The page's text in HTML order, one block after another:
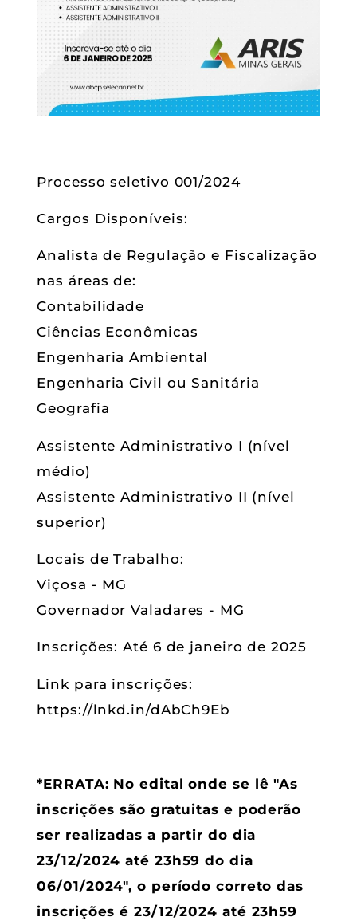
Processo seletivo 001/2024
Cargos Disponíveis:
Analista de Regulação e Fiscalização
nas áreas de:
Contabilidade
Ciências Econômicas
Engenharia Ambiental
Engenharia Civil ou Sanitária
Geografia
Assistente Administrativo I (nível
médio)
Assistente Administrativo II (nível
superior)
Locais de Trabalho:
Viçosa - MG
Governador Valadares - MG
Inscrições: Até 6 de janeiro de 2025
Link para inscrições:
https://lnkd.in/dAbCh9Eb
*ERRATA: No edital onde se lê "As
inscrições são gratuitas e poderão
ser realizadas a partir do dia
23/12/2024 até 23h59 do dia
06/01/2024", o período correto das
inscrições é 23/12/2024 até 23h59